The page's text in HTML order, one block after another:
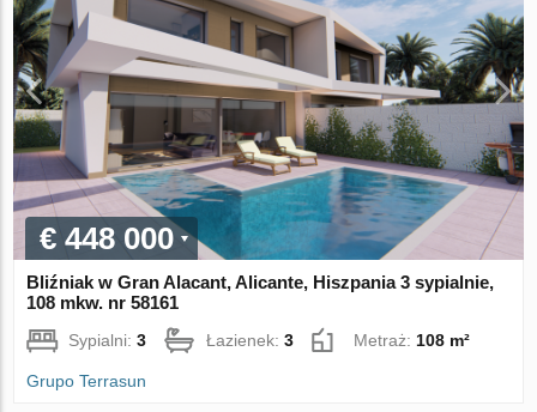
€ 448 000
Bliźniak w Gran Alacant, Alicante, Hiszpania 3 sypialnie,
108 mkw. nr 58161
Sypialni:3 Łazienek:3 Metraż: 108 m²
Grupo Terrasun